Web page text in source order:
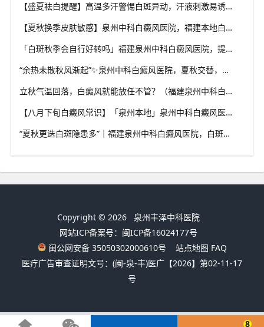
8
【盛夏祛白提醒】高温多汗警惕白斑异动，汗液刺激易诱发同形反应，福建泉州中科白癜风医院分享夏季白斑稳护要点
【夏秋换季皮肤敏感】泉州中科白癜风医院，福建本地白斑朋友，做好日常护理很关键
「白斑秋季会自行好转吗」福建泉州中科白癜风医院，提醒广大患者切勿抱有侥幸心理
“余热未散秋风渐起”✨泉州中科白癜风医院，夏秋交替，白癜风患者饮食要多留心
立秋气温回落，白癜风就能放任不管？（福建泉州中科白癜风医院）这些误区要避开
【八月下旬白癜风常识】「泉州本地」泉州中科白癜风医院，换季调适，守护皮肤健康状态
“夏秋更迭白斑隐患多”｜福建泉州中科白癜风医院，白斑出现变化，切莫盲目自行处理
Copyright © 2026 泉州丰泽中科医院
网站ICP备案号：闽ICP备16024177号
闽公网安备 35050302000610号
站点地图 FAQ
医疗广告审查证明文号：(闽-泉-丰)医广【2026】第02-11-17
号